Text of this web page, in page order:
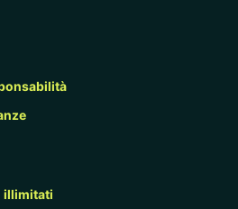
illimitati